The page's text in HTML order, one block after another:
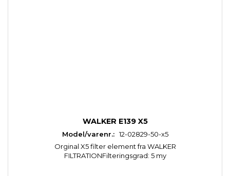
WALKER E139 X5
Model/varenr.: 12-02829-50-x5
Orginal X5 filter element fra WALKER
FILTRATIONFilteringsgrad: 5 my